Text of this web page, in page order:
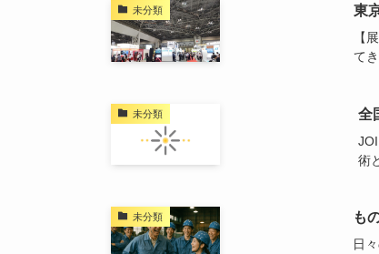
未分類 東
【
て
未分類 全
術
未分類 も
日